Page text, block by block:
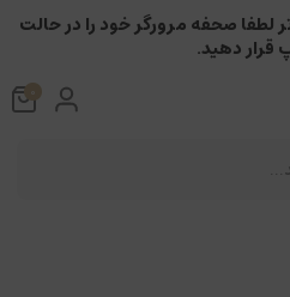
لطفا صحفه مرورگر خود را در حالت
قرار دهید.
0